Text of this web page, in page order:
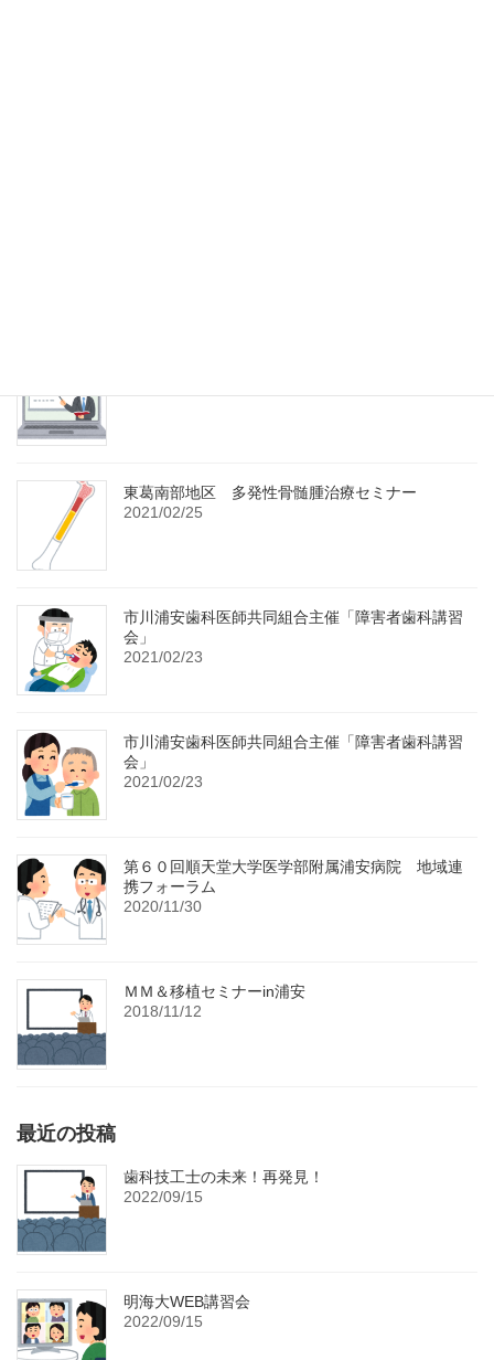
東葛南部地区 多発性骨髄腫治療セミナー
2021/02/25
市川浦安歯科医師共同組合主催「障害者歯科講習
会」
2021/02/23
市川浦安歯科医師共同組合主催「障害者歯科講習
会」
2021/02/23
第６０回順天堂大学医学部附属浦安病院 地域連
携フォーラム
2020/11/30
ＭＭ＆移植セミナーin浦安
2018/11/12
最近の投稿
歯科技工士の未来！再発見！
2022/09/15
明海大WEB講習会
2022/09/15